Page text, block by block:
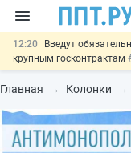
12:20
Введут
крупным госконтрактам
11:12 Закон об ИИ
нотариуса#новости
00:01
10 августа:
#новости
Главная Колонки